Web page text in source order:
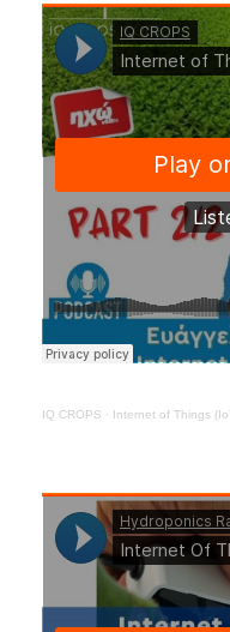
IQ CROPS · Internet of Things